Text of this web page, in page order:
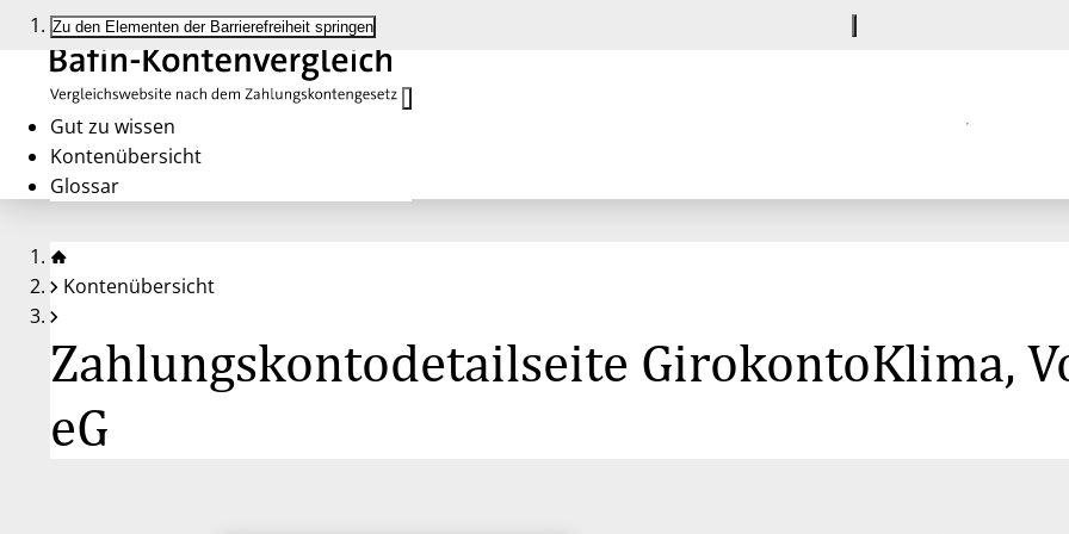
Zu den Elementen der Barrierefreiheit springen
Gut zu wissen
Kontenübersicht
Glossar
Kontenübersicht
Zahlungskontodetailseite GirokontoKlima,
eG